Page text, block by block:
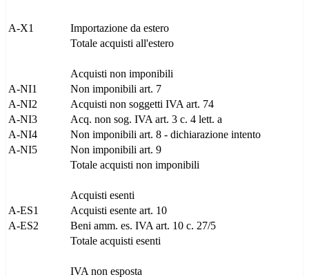
A-X1
Importazione da estero
Totale acquisti all'estero
Acquisti non imponibili
A-NI1
Non imponibili art. 7
A-NI2
Acquisti non soggetti IVA art. 74
A-NI3
Acq. non sog. IVA art. 3 c. 4 lett. a
A-NI4
Non imponibili art. 8 - dichiarazione intento
A-NI5
Non imponibili art. 9
Totale acquisti non imponibili
Acquisti esenti
A-ES1
Acquisti esente art. 10
A-ES2
Beni amm. es. IVA art. 10 c. 27/5
Totale acquisti esenti
IVA non esposta